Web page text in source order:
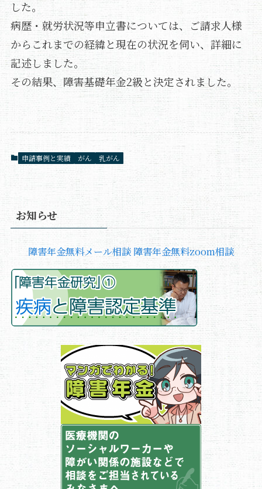
した。
病歴・就労状況等申立書については、ご請求人様
からこれまでの経緯と現在の状況を伺い、詳細に
記述しました。
その結果、障害基礎年金2級と決定されました。
申請事例と実績 がん 乳がん
お知らせ
障害年金無料メール相談 障害年金無料zoom相談